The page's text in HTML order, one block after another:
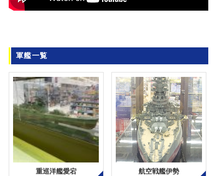
軍艦一覧
重巡洋艦愛宕 航空戦艦伊勢